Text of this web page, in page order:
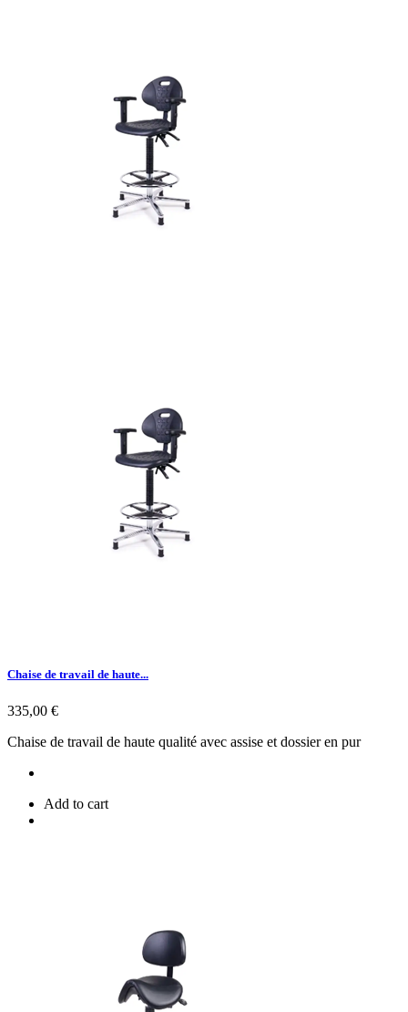
Chaise de travail de haute...
Prix
335,00 €
Chaise de travail de haute qualité avec assise et dossier en pur
Add to cart